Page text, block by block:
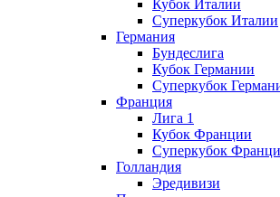
Кубок Италии
Суперкубок Италии
Германия
Бундеслига
Кубок Германии
Суперкубок
Франция
Лига 1
Кубок Франции
Суперкубок
Голландия
Эредивизи